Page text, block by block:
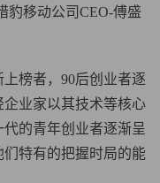
豹移动公司CEO-傅盛
榜者，90后创业者逐
业家以其技术等核心
的青年创业者逐渐呈
特有的把握时局的能